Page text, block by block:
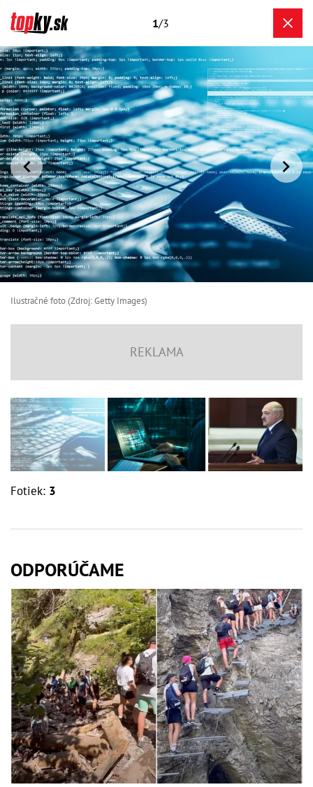
1/3
Ilustračné foto (Zdroj: Getty Images)
Fotiek: 3
ODPORÚČAME